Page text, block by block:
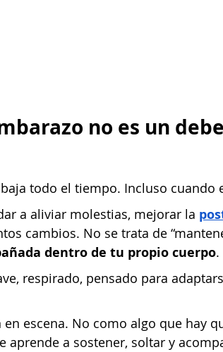
no es un
todo el tiempo. Incluso cuando
a aliviar molestias, mejorar la
cambios. No se trata de
dentro de tu propio cuerpo.
respirado, pensado para
escena. No como algo que hay
aprende a sostener, soltar y